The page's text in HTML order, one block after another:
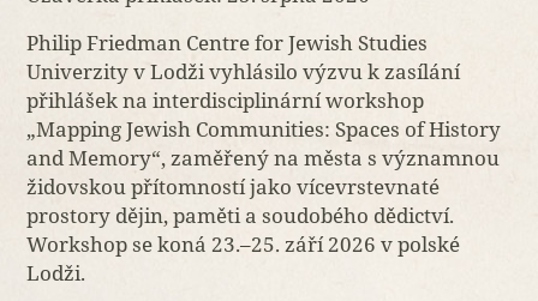
Philip Friedman Centre for Jewish Studies
Univerzity v Lodži vyhlásilo výzvu k zasílání
přihlášek na interdisciplinární workshop
„Mapping Jewish Communities: Spaces of History
and Memory“, zaměřený na města s významnou
židovskou přítomností jako vícevrstevnaté
prostory dějin, paměti a soudobého dědictví.
Workshop se koná 23.–25. září 2026 v polské
Lodži.